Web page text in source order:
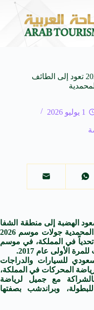
حبيب الكل بطلاً للدوري الممتاز
بطولة السعودية تويوتا صعود الهضبة 2026 تعود إلى الطائف
1 يوليو 2026
الهضبة إلى منطقة الشفا
بمحافظة الطائف، حيث تستضيف عقبة المحمدية جولات موسم 2026
تحدياً في المملكة، في موسم
الأولى عام 2017.
للسيارات والدراجات
المحركات في المملكة،
مع جميل لرياضة
وبراندشب بصفتها